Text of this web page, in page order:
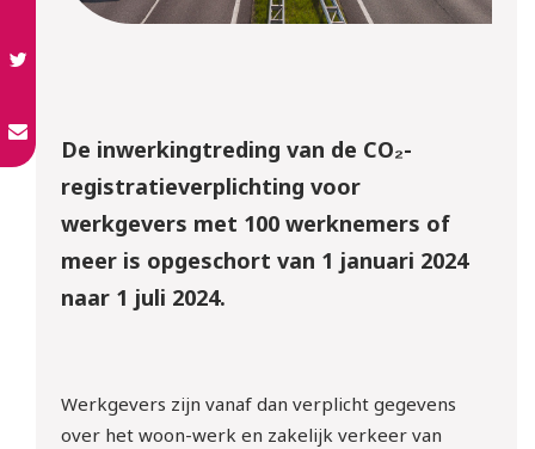
De inwerkingtreding van de CO₂-
registratieverplichting voor
werkgevers met 100 werknemers of
meer is opgeschort van 1 januari 2024
naar 1 juli 2024.
Werkgevers zijn vanaf dan verplicht gegevens
over het woon-werk en zakelijk verkeer van